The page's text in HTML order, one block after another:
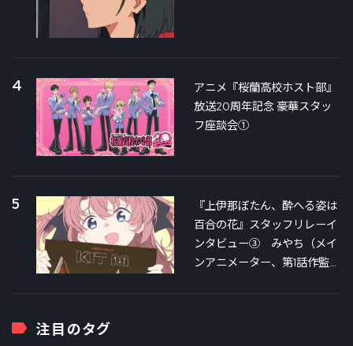
4
アニメ『桜蘭高校ホスト部』
放送20周年記念 豪華スタッ
フ座談会①
5
『上伊那ぼたん、酔へる姿は
百合の花』スタッフリレーイ
ンタビュー③ みやち（メイ
ンアニメーター、第1話作監）
注目のタグ